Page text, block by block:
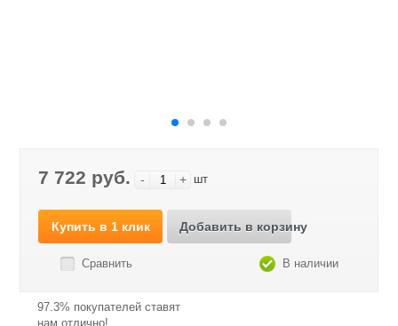
7 722 руб. - + шт
Купить в 1 клик Добавить в корзину
Сравнить В наличии
97.3% покупателей ставят
нам отлично!